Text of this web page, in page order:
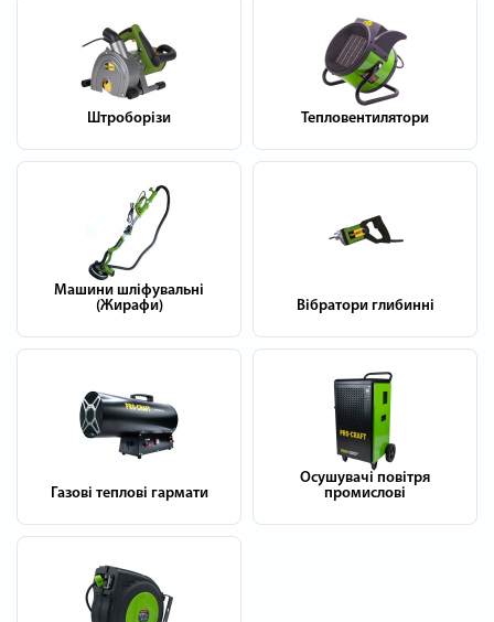
Штроборізи Тепловентилятори
Машини шліфувальні
(Жирафи)
Вібратори глибинні
Газові теплові гармати
Осушувачі повітря
промислові